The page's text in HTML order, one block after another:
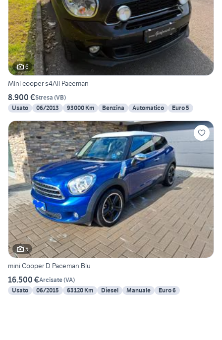
6
Mini cooper s4All Paceman
8.900 €Stresa (VB)
Usato
06/2013 93000 Km Benzina Automatico Euro 5
5
mini Cooper D Paceman Blu
16.500 €Arcisate(VA)
Usato
06/2015 63120 Km Diesel Manuale Euro 6